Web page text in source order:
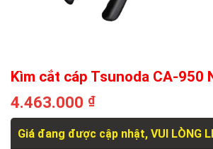
Kìm cắt cáp Tsunoda CA-950
4.463.000 ₫
Giá đang được cập nhật, VUI LÒNG